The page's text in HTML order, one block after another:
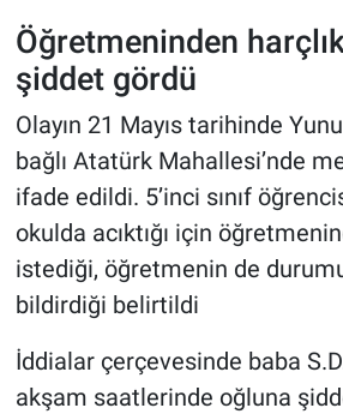
Öğretmeninden
şiddet gördü
Olayın 21 Mayıs tarihinde
bağlı Atatürk Mahallesi’nde
ifade edildi. 5’inci sınıf
okulda acıktığı için
istediği, öğretmenin de durumu
bildirdiği belirtildi
İddialar çerçevesinde baba
akşam saatlerinde oğluna